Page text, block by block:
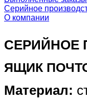
Серийное
О компании
СЕРИЙНОЕ
ЯЩИК
Материал: